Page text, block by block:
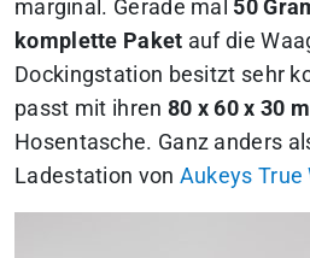
marginal. Gerade mal 50
komplette Paket auf die
Dockingstation besitzt sehr
passt mit ihren 80 x 60 x 30
Hosentasche. Ganz anders
Ladestation von Aukeys True